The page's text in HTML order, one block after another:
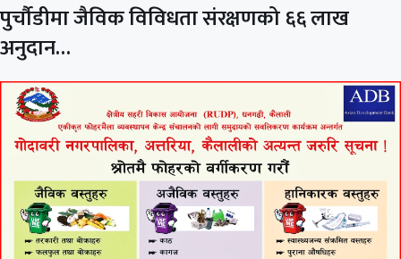
पुर्चौडीमा जैविक विविधता संरक्षणको ६६ लाख
अनुदान…